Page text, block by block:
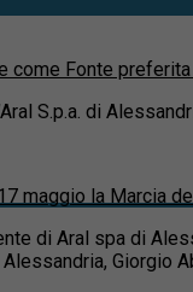
come Fonte
S.p.a. di
maggio la Marcia
di Aral spa di
Giorgio